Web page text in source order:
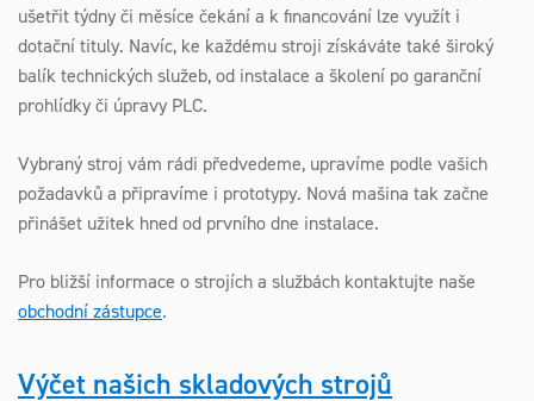
ušetřit týdny či měsíce čekání a k financování lze využít i
dotační tituly. Navíc, ke každému stroji získáváte také široký
balík technických služeb, od instalace a školení po garanční
prohlídky či úpravy PLC.
Vybraný stroj vám rádi předvedeme, upravíme podle vašich
požadavků a připravíme i prototypy. Nová mašina tak začne
přinášet užitek hned od prvního dne instalace.
Pro bližší informace o strojích a službách kontaktujte naše
obchodní zástupce.
Výčet našich skladových strojů